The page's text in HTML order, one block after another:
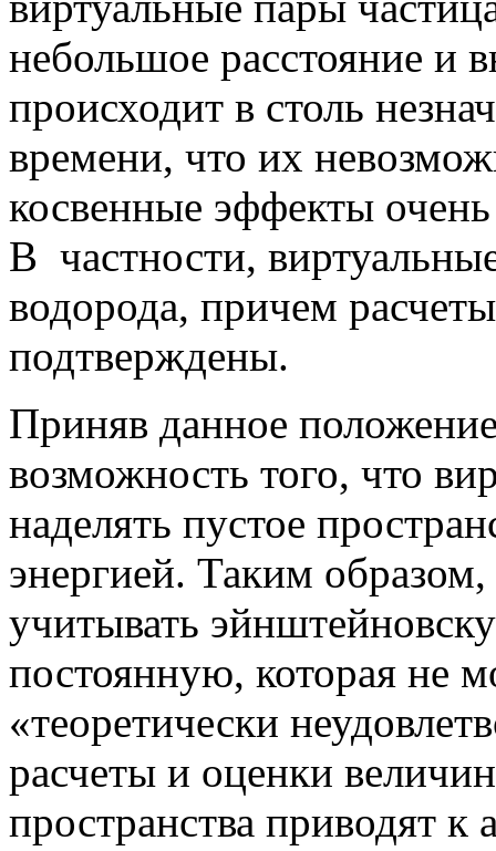
небольшое расстояние и
происходит в столь
времени, что их
косвенные эффекты
В частности,
водорода, причем
подтверждены.
Приняв данное
возможность того, что
наделять пустое
энергией. Таким образом,
учитывать
постоянную, которая не
«теоретически
расчеты и оценки
пространства приводят